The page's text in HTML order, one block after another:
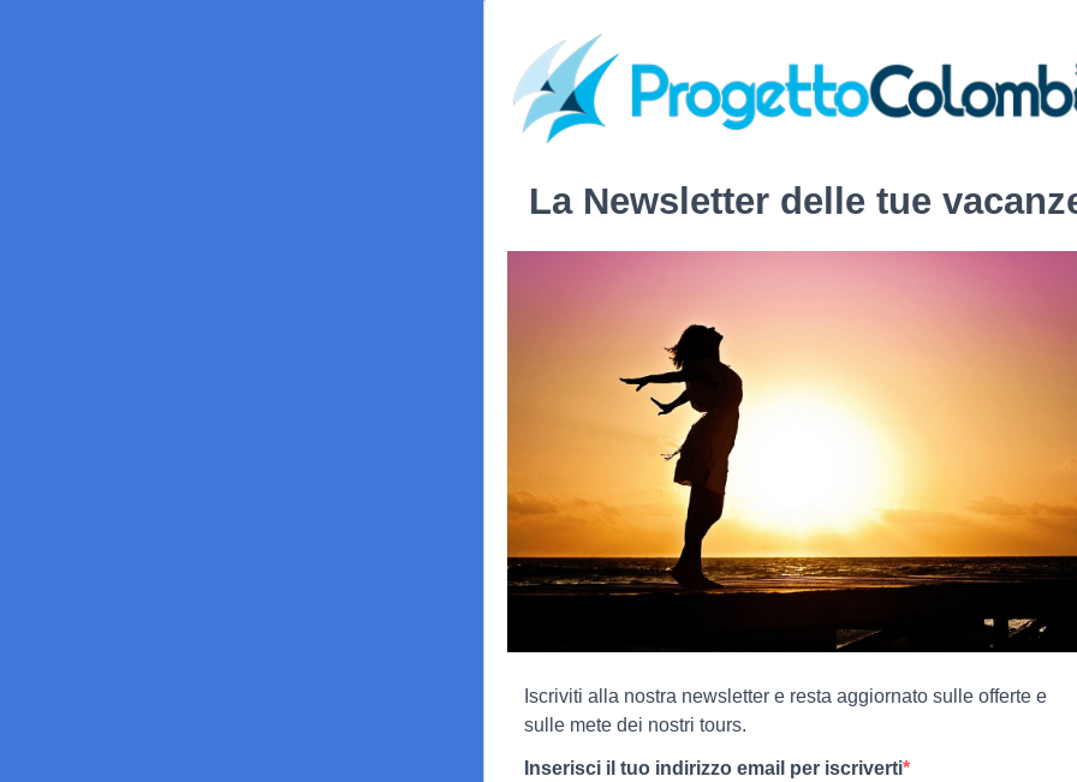
La Newsletter delle tue
Iscriviti alla nostra newsletter e resta aggiornato sulle offerte e
sulle mete dei nostri tours.
Inserisci il tuo indirizzo email per iscriverti